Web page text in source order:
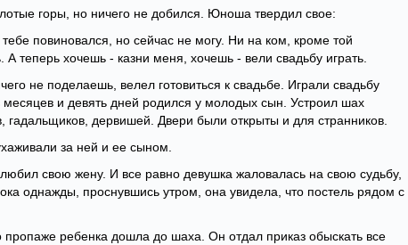
горы, но ничего не добился. Юноша твердил свое:
повиновался, но сейчас не могу. Ни на ком, кроме той
теперь хочешь - казни меня, хочешь - вели свадьбу играть.
не поделаешь, велел готовиться к свадьбе. Играли свадьбу
месяцев и девять дней родился у молодых сын. Устроил шах
гадальщиков, дервишей. Двери были открыты и для странников.
за ней и ее сыном.
свою жену. И все равно девушка жаловалась на свою судьбу,
однажды, проснувшись утром, она увидела, что постель рядом с
ребенка дошла до шаха. Он отдал приказ обыскать все